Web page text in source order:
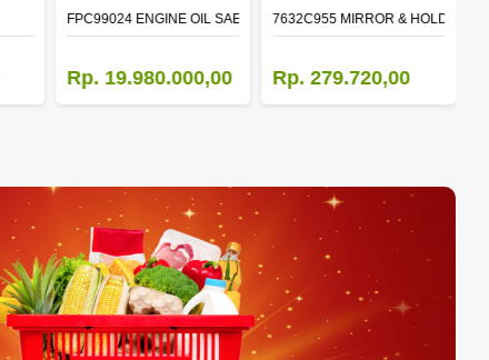
FPC99024 ENGINE OIL SAE 15W-40 API CI-4 (200L)
Rp. 19.980.000,00
7632C955 MIRROR &
Rp. 279.720,00